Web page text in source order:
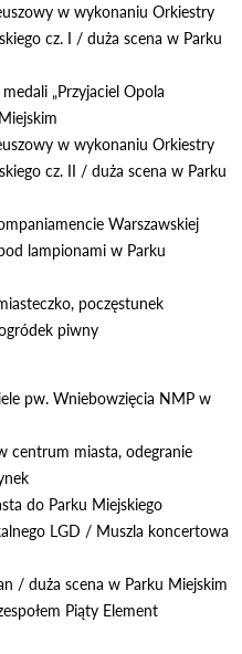
w wykonaniu Orkiestry
cz. I / duża scena w Parku
„Przyjaciel Opola
w wykonaniu Orkiestry
cz. II / duża scena w Parku
Warszawskiej
lampionami w Parku
poczęstunek
piwny
pw. Wniebowzięcia NMP w
centrum miasta, odegranie
do Parku Miejskiego
LGD / Muszla koncertowa
/ duża scena w Parku Miejskim
Piąty Element